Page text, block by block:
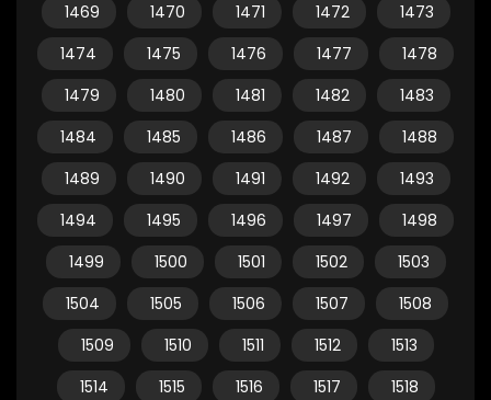
1469
1470 1471 1472
1473
1474
1475 1476 1477
1478
1479
1480 1481 1482
1483
1484
1485 1486 1487
1488
1489
1490 1491 1492
1493
1494
1495 1496 1497
1498
1499
1500 1501 1502
1503
1504
1505 1506 1507
1508
1509
1510 1511 1512
1513
1514
1515 1516 1517
1518